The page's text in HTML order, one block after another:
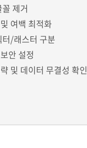
제거
여백 최적화
/래스터 구분
안 설정
및 데이터 무결성 확인